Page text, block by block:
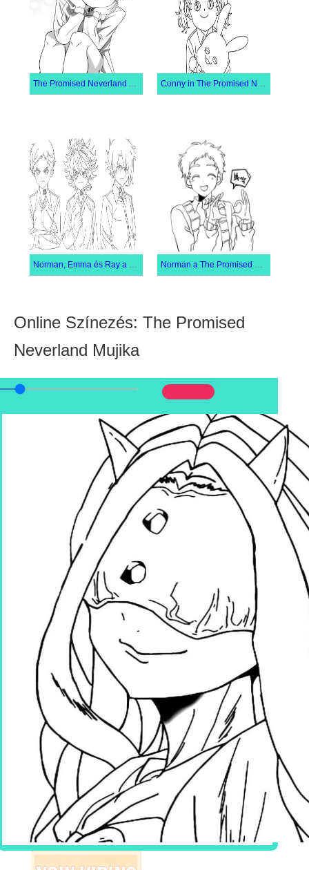
The Promised Neverland Anna Conny in The Promised Neverland
Norman, Emma és Ray a The Promised Neverland Ban Norman a The Promised Neverland Ban
Online Színezés: The Promised
Neverland Mujika